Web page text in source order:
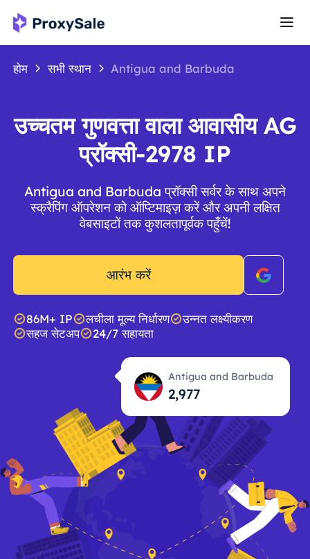
होम सभी स्थान Antigua and Barbuda
उच्चतम गुणवत्ता वाला आवासीय AG
प्रॉक्सी-2978 IP
Antigua and Barbuda प्रॉक्सी सर्वर के साथ अपने
स्क्रैपिंग ऑपरेशन को ऑप्टिमाइज़ करें और अपनी लक्षित
वेबसाइटों तक कुशलतापूर्वक पहुँचें!
आरंभ करें
86M+ IP लचीला मूल्य निर्धारण
उन्नत लक्ष्यीकरण
सहज सेटअप
24/7 सहायता
Antigua and Barbuda
2,978